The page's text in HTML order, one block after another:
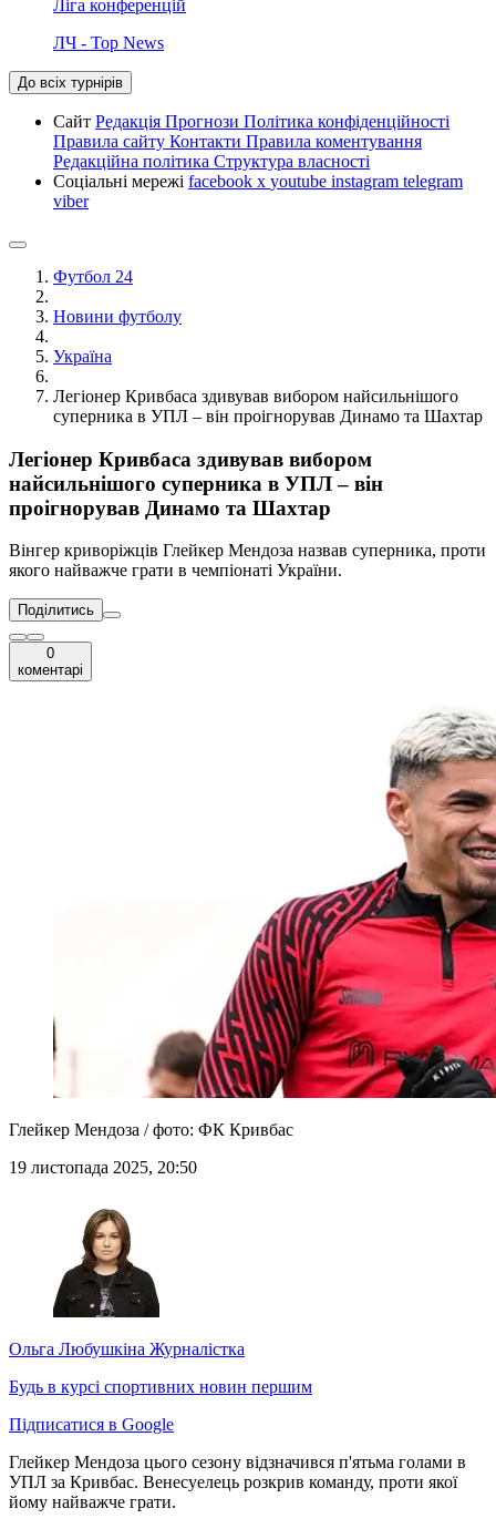
Ліга конференцій
ЛЧ - Top News
До всіх турнірів
Сайт Редакція Прогнози Політика конфіденційності
Правила сайту Контакти Правила коментування
Редакційна політика Структура власності
Соціальні мережі facebook x youtube instagram telegram
viber
Футбол 24
Новини футболу
Україна
Легіонер Кривбаса здивував вибором найсильнішого
суперника в УПЛ – він проігнорував Динамо та Шахтар
Легіонер Кривбаса здивував вибором
найсильнішого суперника в УПЛ – він
проігнорував Динамо та Шахтар
Вінгер криворіжців Глейкер Мендоза назвав суперника, проти
якого найважче грати в чемпіонаті України.
Поділитись
0
коментарі
Глейкер Мендоза / фото: ФК Кривбас
19 листопада 2025, 20:50
Ольга Любушкіна Журналістка
Будь в курсі спортивних новин першим
Підписатися в Google
Глейкер Мендоза цього сезону відзначився п'ятьма голами в
УПЛ за Кривбас. Венесуелець розкрив команду, проти якої
йому найважче грати.